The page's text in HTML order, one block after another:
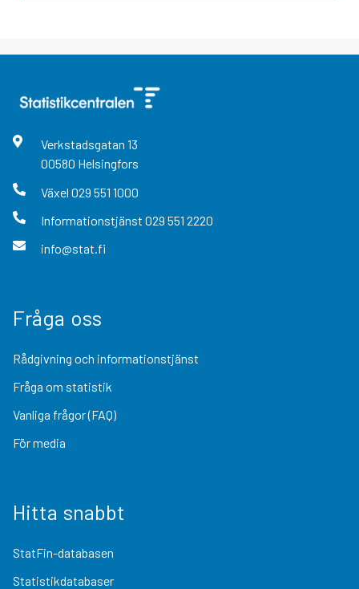
Verkstadsgatan 13
00580 Helsingfors
Växel 029 551 1000
Informationstjänst 029 551 2220
info@stat.fi
Fråga oss
Rådgivning och informationstjänst
Fråga om statistik
Vanliga frågor (FAQ)
För media
Hitta snabbt
StatFin-databasen
Statistikdatabaser